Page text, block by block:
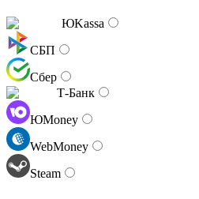
ЮKassa
СБП
Сбер
Т-Банк
ЮMoney
WebMoney
Steam